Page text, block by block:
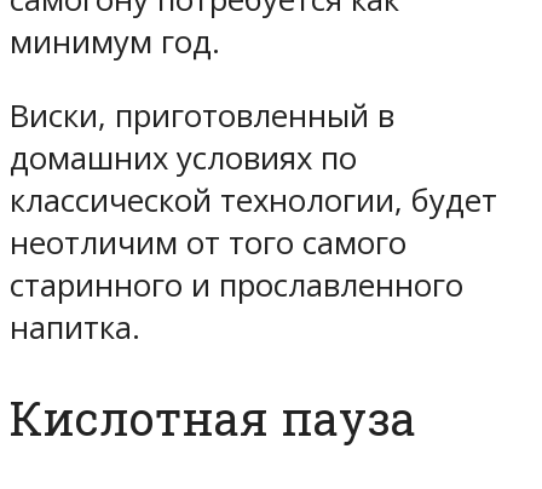
минимум год.
Виски, приготовленный в
домашних условиях по
классической технологии, будет
неотличим от того самого
старинного и прославленного
напитка.
Кислотная пауза